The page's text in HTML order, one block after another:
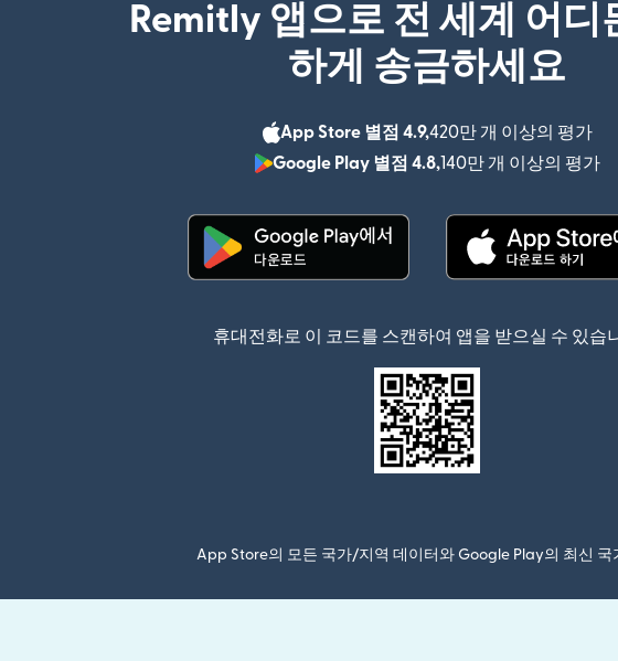
Remitly 앱으로 전 세계 어디
하게 송금하세요
App Store 별점 4.9,420만 개 이상의 평가
Google Play 별점 4.8,140만 개 이상의 평가
휴대전화로 이 코드를 스캔하여 앱을 받으실 수 있습
App Store의 모든 국가/지역 데이터와 Google Play의 최신 국